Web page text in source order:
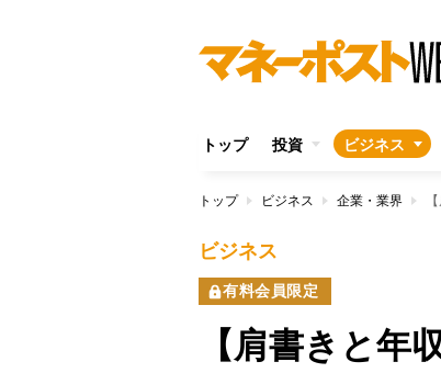
トップ 投資 ビジネス
トップ ビジネス 企業・業界
ビジネス
有料会員限定
【肩書きと年